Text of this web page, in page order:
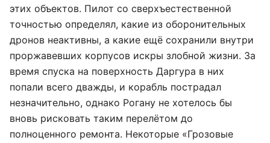
этих объектов. Пилот со сверхъестественной
точностью определял, какие из оборонительных
дронов неактивны, а какие ещё сохранили внутри
проржавевших корпусов искры злобной жизни. За
время спуска на поверхность Даргура в них
попали всего дважды, и корабль пострадал
незначительно, однако Рогану не хотелось бы
вновь рисковать таким перелётом до
полноценного ремонта. Некоторые «Грозовые